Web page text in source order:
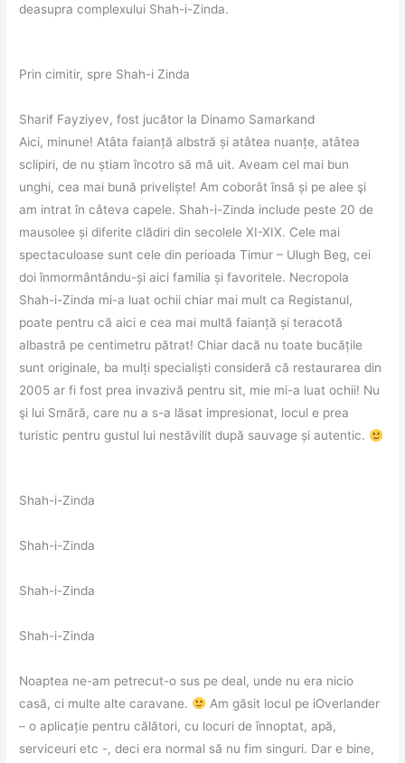
deasupra complexului Shah-i-Zinda.
Prin cimitir, spre Shah-i Zinda
Sharif Fayziyev, fost jucător la Dinamo Samarkand
Aici, minune! Atâta faianță albstră și atâtea nuanțe, atâtea
sclipiri, de nu știam încotro să mă uit. Aveam cel mai bun
unghi, cea mai bună priveliște! Am coborât însă și pe alee şi
am intrat în câteva capele. Shah-i-Zinda include peste 20 de
mausolee și diferite clădiri din secolele XI-XIX. Cele mai
spectaculoase sunt cele din perioada Timur – Ulugh Beg, cei
doi înmormântându-și aici familia și favoritele. Necropola
Shah-i-Zinda mi-a luat ochii chiar mai mult ca Registanul,
poate pentru că aici e cea mai multă faianță și teracotă
albastră pe centimetru pătrat! Chiar dacă nu toate bucățile
sunt originale, ba mulți specialiști consideră că restaurarea din
2005 ar fi fost prea invazivă pentru sit, mie mi-a luat ochii! Nu
şi lui Smără, care nu a s-a lăsat impresionat, locul e prea
turistic pentru gustul lui nestăvilit după sauvage și autentic.
Shah-i-Zinda
Shah-i-Zinda
Shah-i-Zinda
Shah-i-Zinda
Noaptea ne-am petrecut-o sus pe deal, unde nu era nicio
casă, ci multe alte caravane.
Am găsit locul pe iOverlander
– o aplicație pentru călători, cu locuri de înnoptat, apă,
serviceuri etc -, deci era normal să nu fim singuri. Dar e bine,